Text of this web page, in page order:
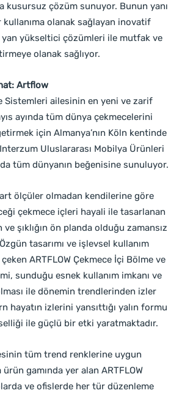
kusursuz çözüm sunuyor. Bunun yanı
kullanıma olanak sağlayan inovatif
yan yükseltici çözümleri ile mutfak ve
olanak sağlıyor.
Artflow
Sistemleri ailesinin en yeni ve zarif
ayında tüm dünya çekmecelerini
için Almanya’nın Köln kentinde
Uluslararası Mobilya Ürünleri
tüm dünyanın beğenisine sunuluyor.
ölçüler olmadan kendilerine göre
çekmece içleri hayali ile tasarlanan
ve şıklığın ön planda olduğu zamansız
tasarımı ve işlevsel kullanım
ARTFLOW Çekmece İçi Bölme ve
sunduğu esnek kullanım imkanı ve
ile dönemin trendlerinden izler
hayatın izlerini yansıttığı yalın formu
ile güçlü bir etki yaratmaktadır.
tüm trend renklerine uygun
gamında yer alan ARTFLOW
ve ofislerde her tür düzenleme